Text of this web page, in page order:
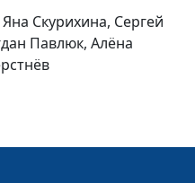
Сергей, Богдан
Анна Егорова,
#148
Скурихина, Сергей
Павлюк, Алёна